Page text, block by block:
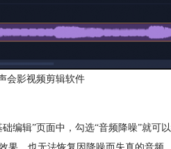
会影视频剪辑软件
编辑”页面中，勾选“音频降噪”就可